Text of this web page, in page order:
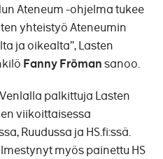
Ateneum -ohjelma tukee
yhteistyö Ateneumin
ja oikealta”, Lasten
Fanny Frömansanoo.
palkittuja Lasten
viikoittaisessa
Ruudussa ja HS.fi:ssä.
myös painettu HS